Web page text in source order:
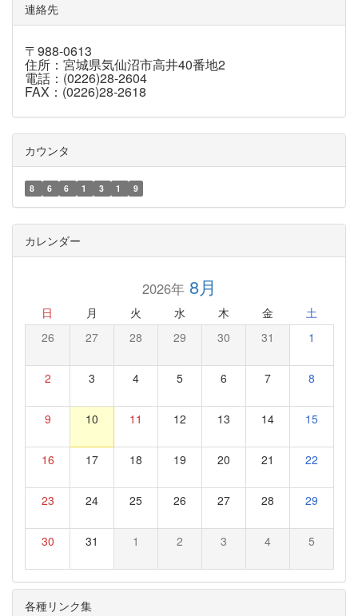
連絡先
〒988-0613
住所：宮城県気仙沼市高井40番地2
電話：(0226)28-2604
FAX：(0226)28-2618
カウンタ
8 6 6 1 3 1 9
カレンダー
2026年8月
日 月 火 水 木 金 土
26 27 28 29 30 31 1
2 3 4 5 6 7 8
9 10 11 12 13 14 15
16 17 18 19 20 21 22
23 24 25 26 27 28 29
30 31 1 2 3 4 5
各種リンク集